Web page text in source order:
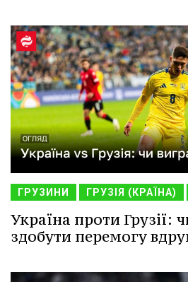
ГРУЗИНИ ГРУЗІЯ (КРАЇНА)
Україна проти Грузії:
здобути перемогу